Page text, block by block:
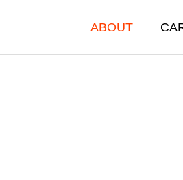
ABOUT